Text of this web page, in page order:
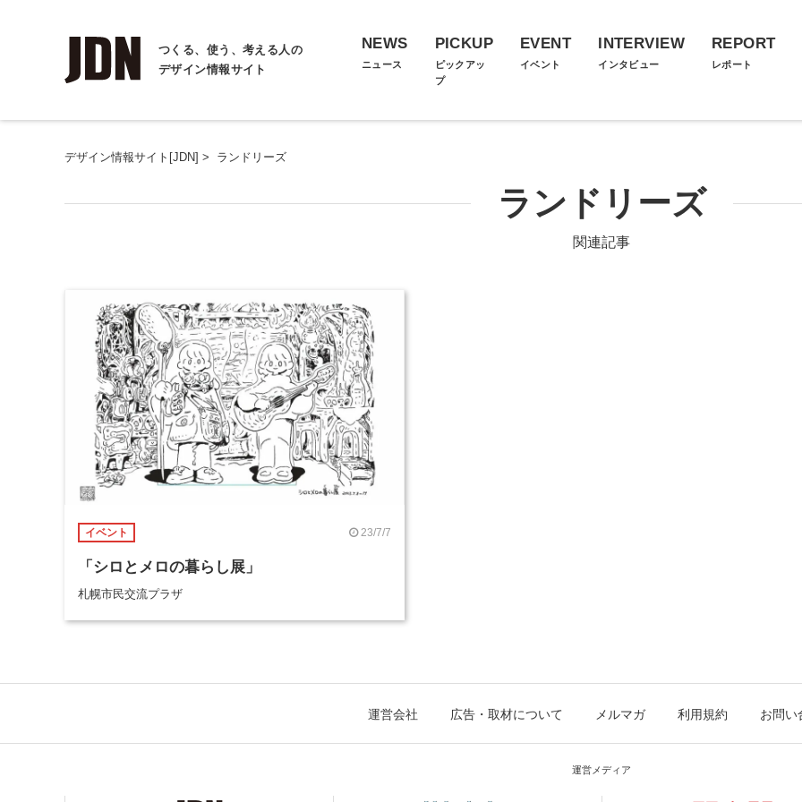
つくる、使う、考える人の
デザイン情報サイト
NEWS
ニュース
PICKUP
ピックアッ
プ
EVENT
イベント
INTERVIEW
インタビュー
REPORT
レポート
デザイン情報サイト[JDN] > ランドリーズ
ランドリーズ
関連記事
イベント 23/7/7
「シロとメロの暮らし展」
札幌市民交流プラザ
運営会社 広告・取材について メルマガ 利用規約 お問い
運営メディア